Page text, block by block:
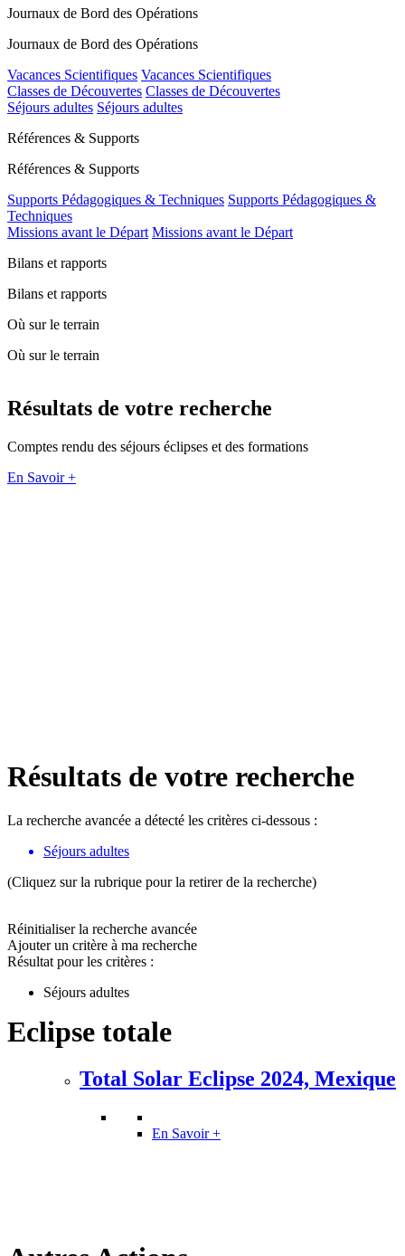
Journaux de Bord des Opérations
Journaux de Bord des Opérations
Vacances Scientifiques Vacances Scientifiques
Classes de Découvertes Classes de Découvertes
Séjours adultes Séjours adultes
Références & Supports
Références & Supports
Supports Pédagogiques & Techniques Supports Pédagogiques &
Techniques
Missions avant le Départ Missions avant le Départ
Bilans et rapports
Bilans et rapports
Où sur le terrain
Où sur le terrain
Résultats de votre recherche
Comptes rendu des séjours éclipses et des formations
En Savoir +
Résultats de votre recherche
La recherche avancée a détecté les critères ci-dessous :
Séjours adultes
(Cliquez sur la rubrique pour la retirer de la recherche)
Réinitialiser la recherche avancée
Ajouter un critère à ma recherche
Résultat pour les critères :
Séjours adultes
Eclipse totale
Total Solar Eclipse 2024, Mexique
En Savoir +